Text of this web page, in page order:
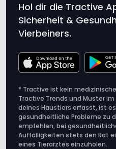
Hol dir die Tractive
Sicherheit &
Vierbeiners.
* Tractive ist kein
Tractive Trends und Muster
deines Haustiers erfasst, ist
gesundheitliche Probleme zu
empfehlen, bei
Auffälligkeiten stets den Rat
eines Tierarztes einzuholen.